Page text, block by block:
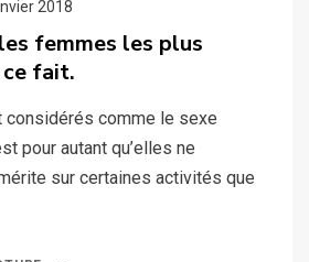
2018
femmes les plus
fait.
comme le sexe
pour autant qu’elles ne
sur certaines activités que